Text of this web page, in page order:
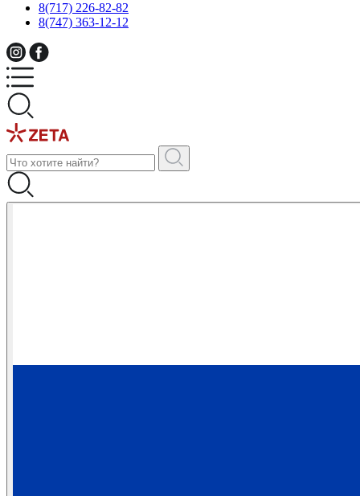
8(717) 226-82-82
8(747) 363-12-12